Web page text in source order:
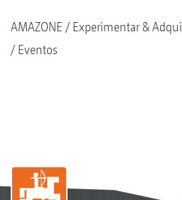
AMAZONE Experimentar &
Eventos